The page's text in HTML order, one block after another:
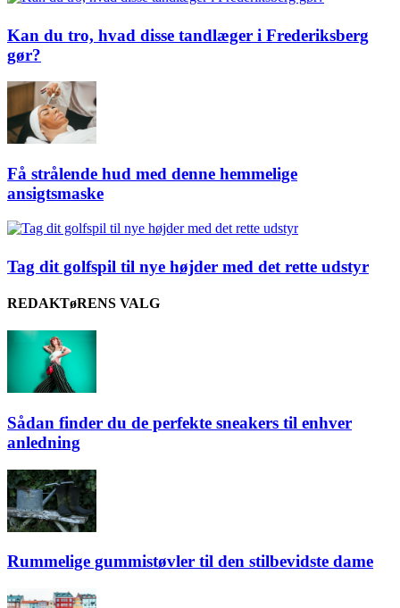
Kan du tro, hvad disse tandlæger i Frederiksberg
gør?
Få strålende hud med denne hemmelige
ansigtsmaske
Tag dit golfspil til nye højder med det rette udstyr
REDAKTøRENS VALG
Sådan finder du de perfekte sneakers til enhver
anledning
Rummelige gummistøvler til den stilbevidste dame